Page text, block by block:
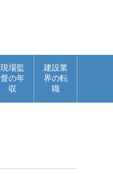
現場監
督の年
収
建設業
界の転
職